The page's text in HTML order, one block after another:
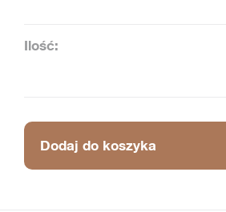
Ilość:
Dodaj do koszyka